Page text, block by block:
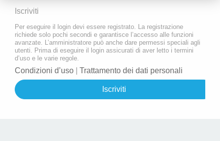
Iscriviti
Per eseguire il login devi essere registrato. La registrazione
richiede solo pochi secondi e garantisce l’accesso alle funzioni
avanzate. L’amministratore può anche dare permessi speciali agli
utenti. Prima di eseguire il login assicurati di aver letto i termini
d’uso e le varie regole.
Condizioni d’uso Trattamento dei dati personali
Iscriviti